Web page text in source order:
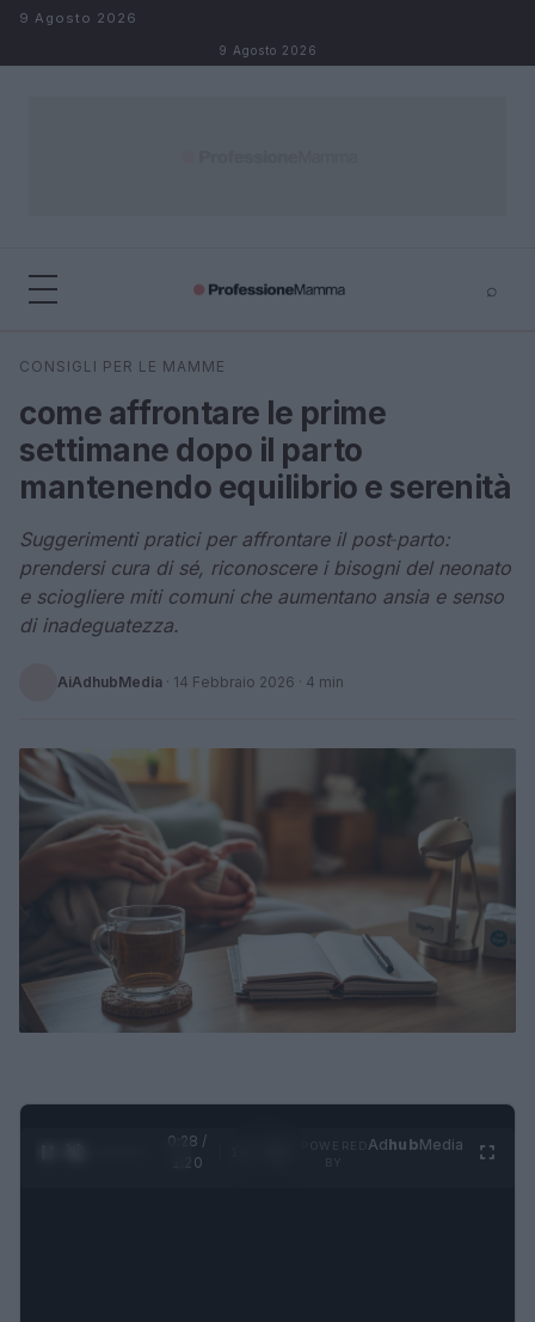
Salta al contenuto
9 Agosto 2026
9 Agosto 2026
⌕
Cerca
CONSIGLI PER LE MAMME
come affrontare le prime
settimane dopo il parto
mantenendo equilibrio e serenità
Suggerimenti pratici per affrontare il post‑parto:
prendersi cura di sé, riconoscere i bisogni del neonato
e sciogliere miti comuni che aumentano ansia e senso
di inadeguatezza.
AiAdhubMedia · 14 Febbraio 2026 · 4 min
0:29 /
1:20
AdhubMedia